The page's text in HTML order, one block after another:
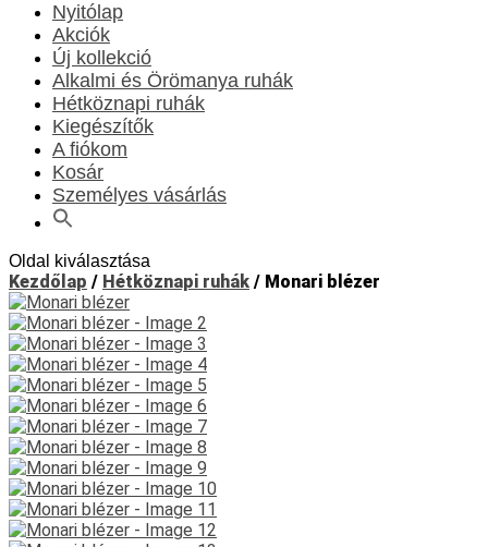
Nyitólap
Akciók
Új kollekció
Alkalmi és Örömanya ruhák
Hétköznapi ruhák
Kiegészítők
A fiókom
Kosár
Személyes vásárlás
Oldal kiválasztása
Kezdőlap / Hétköznapi ruhák / Monari blézer